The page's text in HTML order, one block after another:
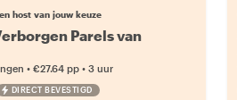
host van jouw keuze
Parels van
• €27.64 pp • 3 uur
DIRECT BEVESTIGD